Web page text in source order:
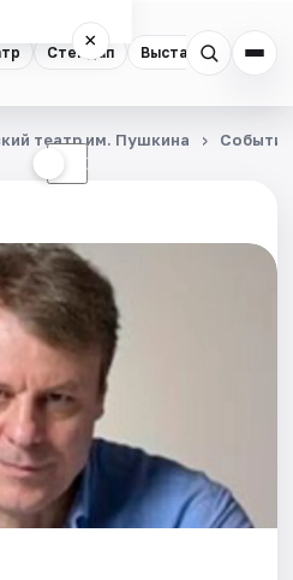
Стендап Выставки
×
☾
театр им. Пушкина События